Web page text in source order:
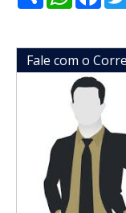
Fale com o